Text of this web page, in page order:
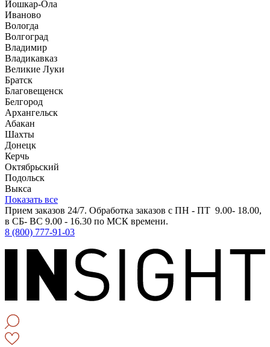
Йошкар-Ола
Иваново
Вологда
Волгоград
Владимир
Владикавказ
Великие Луки
Братск
Благовещенск
Белгород
Архангельск
Абакан
Шахты
Донецк
Керчь
Октябрьский
Подольск
Выкса
Показать все
Прием заказов 24/7. Обработка заказов с ПН - ПТ 9.00- 18.00,
в СБ- ВС 9.00 - 16.30 по МСК времени.
8 (800) 777-91-03